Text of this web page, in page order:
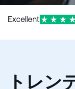
Excellent
トレン